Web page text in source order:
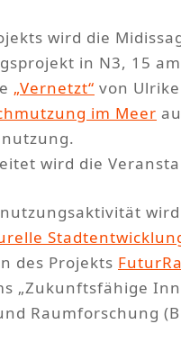
wird die
in N3, 15
„Vernetzt“ von
im Meer
wird die
des Projekts
„Zukunftsfähige
Raumforschung